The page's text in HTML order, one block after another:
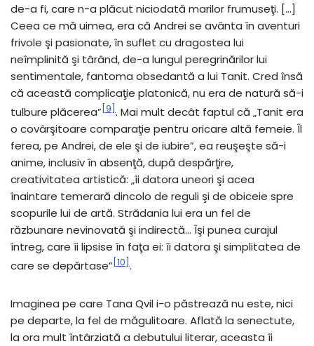
de-a fi, care n-a plăcut niciodată marilor frumuseţi. […]
Ceea ce mă uimea, era că Andrei se avânta în aventuri
frivole şi pasionate, în suflet cu dragostea lui
neîmplinită şi târând, de-a lungul peregrinărilor lui
sentimentale, fantoma obsedantă a lui Tanit. Cred însă
că această complicaţie platonică, nu era de natură să-i
tulbure plăcerea” [9] . Mai mult decât faptul că „Tanit era
o covârşitoare comparaţie pentru oricare altă femeie. Îl
ferea, pe Andrei, de ele şi de iubire”, ea reuşeşte să-i
anime, inclusiv în absenţă, după despărţire,
creativitatea artistică: „îi datora uneori şi acea
înaintare temerară dincolo de reguli şi de obiceie spre
scopurile lui de artă. Strădania lui era un fel de
răzbunare nevinovată şi indirectă… Îşi punea curajul
întreg, care îi lipsise în faţa ei: îi datora şi simplitatea de
care se depărtase” [10] .
Imaginea pe care Tana Qvil i-o păstrează nu este, nici
pe departe, la fel de măgulitoare. Aflată la senectute,
la ora mult întârziată a debutului literar, aceasta îi